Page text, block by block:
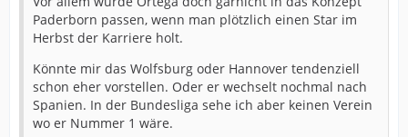
Paderborn passen, wenn man plötzlich einen Star im
Herbst der Karriere holt.
Könnte mir das Wolfsburg oder Hannover tendenziell
schon eher vorstellen. Oder er wechselt nochmal nach
Spanien. In der Bundesliga sehe ich aber keinen Verein
wo er Nummer 1 wäre.